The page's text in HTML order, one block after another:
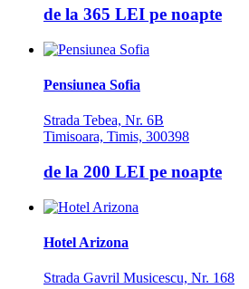
de la 365 LEI pe noapte
Pensiunea Sofia
Strada Tebea, Nr. 6B
Timisoara, Timis, 300398
de la 200 LEI pe noapte
Hotel Arizona
Strada Gavril Musicescu, Nr. 168